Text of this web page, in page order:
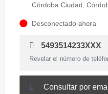
Córdoba Ciudad,
Desconectado ahora
5493514233XXX
Revelar el número de
Consultar por